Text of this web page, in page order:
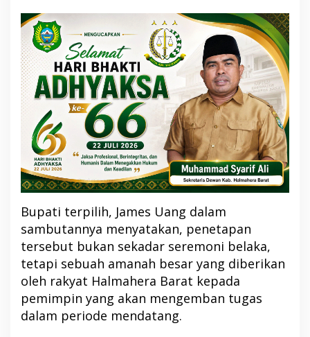
Bupati terpilih, James Uang dalam
sambutannya menyatakan, penetapan
tersebut bukan sekadar seremoni belaka,
tetapi sebuah amanah besar yang diberikan
oleh rakyat Halmahera Barat kepada
pemimpin yang akan mengemban tugas
dalam periode mendatang.